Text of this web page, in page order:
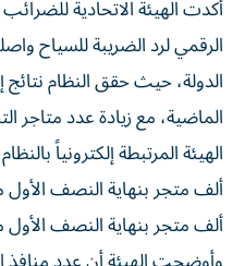
الرقمي لرد الضريبة للسياح
الدولة، حيث حقق النظام نتائج
الماضية، مع زيادة عدد متاجر
ألف متجر بنهاية النصف الأول من
وأوضحت الهيئة أن عدد منافذ